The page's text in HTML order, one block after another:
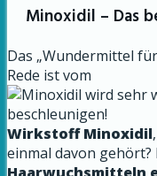
Minoxidil – Das
Das „Wundermittel
Rede ist vom
Wirkstoff Minoxidil
einmal davon